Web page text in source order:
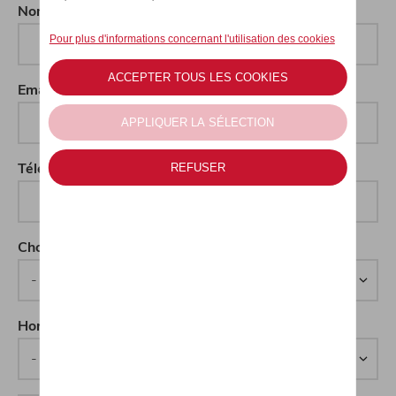
Nom*
Email*
Téléphone*
Choix du Véhicule
Horaires